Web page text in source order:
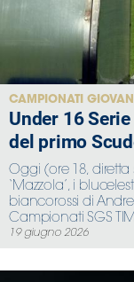
CAMPIONATI
Under 16
del primo
Oggi (ore 18, diretta
‘Mazzola’, i
biancorossi di
Campionati SGS TIM
19 giugno 2026